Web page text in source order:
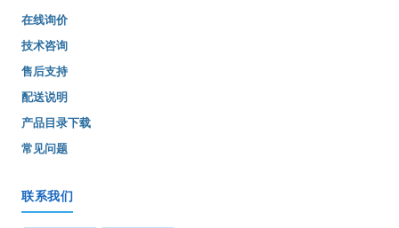
在线询价
技术咨询
售后支持
配送说明
产品目录下载
常见问题
联系我们